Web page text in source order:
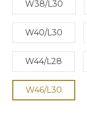
W38/L30
W40/L30
W44/L28
W46/L30